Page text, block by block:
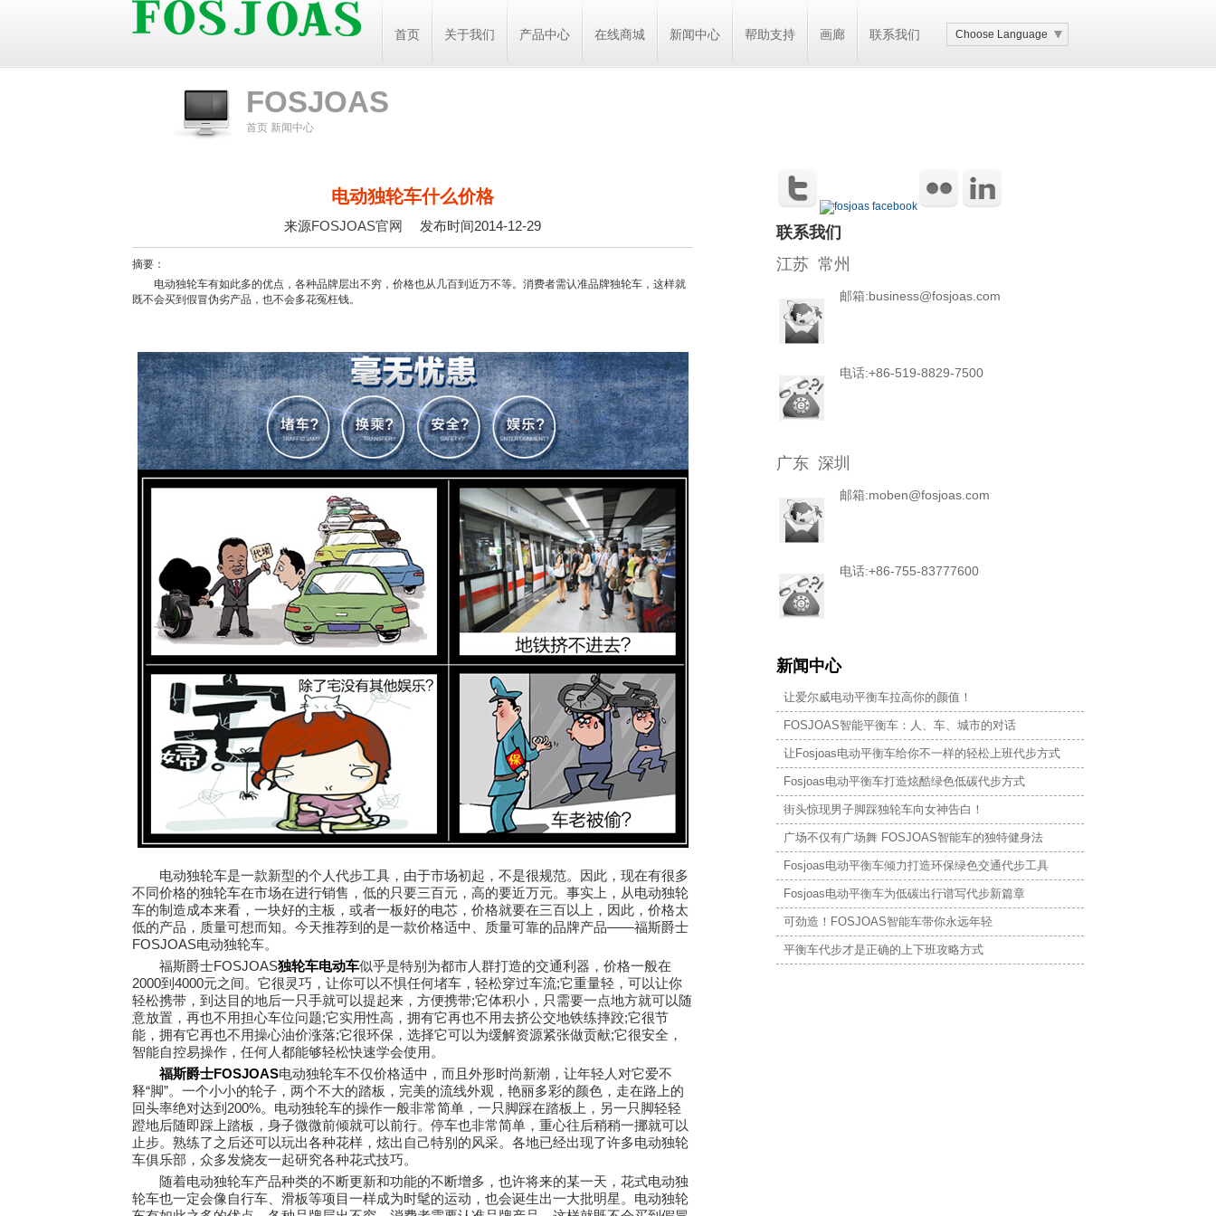
首页 关于我们 产品中心 在线商城 新闻中心 帮助支持 画廊 联系我们 Choose Language
FOSJOAS
首页 新闻中心
电动独轮车什么价格
来源FOSJOAS官网 发布时间2014-12-29
摘要：
电动独轮车有如此多的优点，各种品牌层出不穷，价格也从几百到近万不等。消费者需认准品牌独轮车，这样就
既不会买到假冒伪劣产品，也不会多花冤枉钱。
电动独轮车是一款新型的个人代步工具，由于市场初起，不是很规范。因此，现在有很多
不同价格的独轮车在市场在进行销售，低的只要三百元，高的要近万元。事实上，从电动独轮
车的制造成本来看，一块好的主板，或者一板好的电芯，价格就要在三百以上，因此，价格太
低的产品，质量可想而知。今天推荐到的是一款价格适中、质量可靠的品牌产品——福斯爵士
FOSJOAS电动独轮车。
福斯爵士FOSJOAS独轮车电动车似乎是特别为都市人群打造的交通利器，价格一般在
2000到4000元之间。它很灵巧，让你可以不惧任何堵车，轻松穿过车流;它重量轻，可以让你
轻松携带，到达目的地后一只手就可以提起来，方便携带;它体积小，只需要一点地方就可以随
意放置，再也不用担心车位问题;它实用性高，拥有它再也不用去挤公交地铁练摔跤;它很节
能，拥有它再也不用操心油价涨落;它很环保，选择它可以为缓解资源紧张做贡献;它很安全，
智能自控易操作，任何人都能够轻松快速学会使用。
福斯爵士FOSJOAS电动独轮车不仅价格适中，而且外形时尚新潮，让年轻人对它爱不
释“脚”。一个小小的轮子，两个不大的踏板，完美的流线外观，艳丽多彩的颜色，走在路上的
回头率绝对达到200%。电动独轮车的操作一般非常简单，一只脚踩在踏板上，另一只脚轻轻
蹬地后随即踩上踏板，身子微微前倾就可以前行。停车也非常简单，重心往后稍稍一挪就可以
止步。熟练了之后还可以玩出各种花样，炫出自己特别的风采。各地已经出现了许多电动独轮
车俱乐部，众多发烧友一起研究各种花式技巧。
随着电动独轮车产品种类的不断更新和功能的不断增多，也许将来的某一天，花式电动独
轮车也一定会像自行车、滑板等项目一样成为时髦的运动，也会诞生出一大批明星。电动独轮
联系我们
江苏 常州
邮箱:business@fosjoas.com
电话:+86-519-8829-7500
广东 深圳
邮箱:moben@fosjoas.com
电话:+86-755-83777600
新闻中心
让爱尔威电动平衡车拉高你的颜值！
FOSJOAS智能平衡车：人、车、城市的对话
让Fosjoas电动平衡车给你不一样的轻松上班代步方式
Fosjoas电动平衡车打造炫酷绿色低碳代步方式
街头惊现男子脚踩独轮车向女神告白！
广场不仅有广场舞 FOSJOAS智能车的独特健身法
Fosjoas电动平衡车倾力打造环保绿色交通代步工具
Fosjoas电动平衡车为低碳出行谱写代步新篇章
可劲造！FOSJOAS智能车带你永远年轻
平衡车代步才是正确的上下班攻略方式